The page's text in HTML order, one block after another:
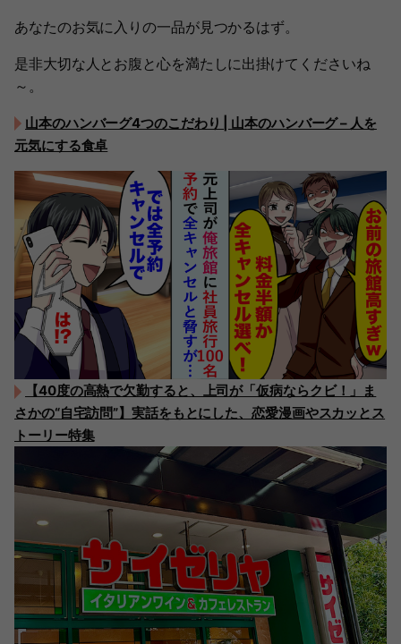
あなたのお気に入りの一品が見つかるはず。
是非大切な人とお腹と心を満たしに出掛けてくださいね
～。
山本のハンバーグ4つのこだわり | 山本のハンバーグ – 人を
元気にする食卓
【40度の高熱で欠勤すると、上司が「仮病ならクビ！」ま
さかの“自宅訪問”】実話をもとにした、恋愛漫画やスカッとス
トーリー特集